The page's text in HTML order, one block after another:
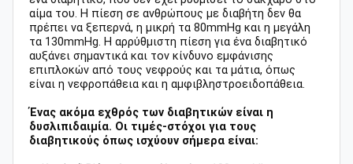
αίμα του. Η πίεση σε ανθρώπους με διαβήτη δεν θα
πρέπει να ξεπερνά, η μικρή τα 80mmHg και η μεγάλη
τα 130mmHg. Η αρρύθμιστη πίεση για ένα διαβητικό
αυξάνει σημαντικά και τον κίνδυνο εμφάνισης
επιπλοκών από τους νεφρούς και τα μάτια, όπως
είναι η νεφροπάθεια και η αμφιβληστροειδοπάθεια.
Ένας ακόμα εχθρός των διαβητικών είναι η
δυσλιπιδαιμία. Οι τιμές-στόχοι για τους
διαβητικούς όπως ισχύουν σήμερα είναι: